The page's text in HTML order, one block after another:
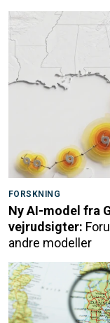
FORSKNING
Ny AI-model fra
vejrudsigter:
andre modeller